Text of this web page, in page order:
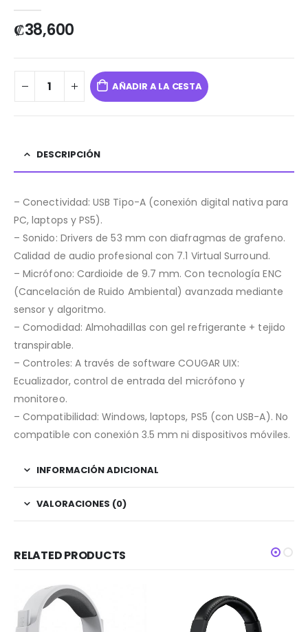
₡38,600
AÑADIR A LA CESTA
DESCRIPCIÓN
– Conectividad: USB Tipo-A (conexión digital nativa para
PC, laptops y PS5).
– Sonido: Drivers de 53 mm con diafragmas de grafeno.
Calidad de audio profesional con 7.1 Virtual Surround.
– Micrófono: Cardioide de 9.7 mm. Con tecnología ENC
(Cancelación de Ruido Ambiental) avanzada mediante
sensor y algoritmo.
– Comodidad: Almohadillas con gel refrigerante + tejido
transpirable.
– Controles: A través de software COUGAR UIX:
Ecualizador, control de entrada del micrófono y
monitoreo.
– Compatibilidad: Windows, laptops, PS5 (con USB-A). No
compatible con conexión 3.5 mm ni dispositivos móviles.
INFORMACIÓN ADICIONAL
VALORACIONES (0)
RELATED PRODUCTS